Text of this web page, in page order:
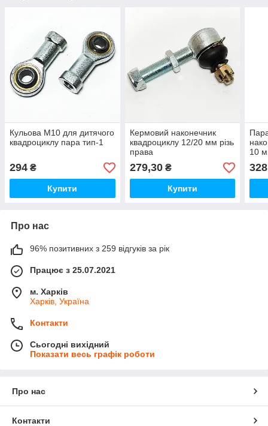
Кульова M10 для дитячого
квадроциклу пара тип-1
294 ₴
Купити
Кермовий наконечник
квадроциклу 12/20 мм різь
права
279,30₴
Купити
10
19/
Про нас
96% позитивних з 259 відгуків за рік
Працює з 25.07.2021
м. Харків
Харків, Україна
Контакти
Сьогодні вихідний
Показати весь графік роботи
Про нас
Контакти